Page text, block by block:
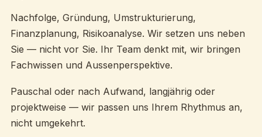
Nachfolge, Gründung, Umstrukturierung,
Finanzplanung, Risikoanalyse. Wir setzen uns neben
Sie — nicht vor Sie. Ihr Team denkt mit, wir bringen
Fachwissen und Aussenperspektive.
Pauschal oder nach Aufwand, langjährig oder
projektweise — wir passen uns Ihrem Rhythmus an,
nicht umgekehrt.